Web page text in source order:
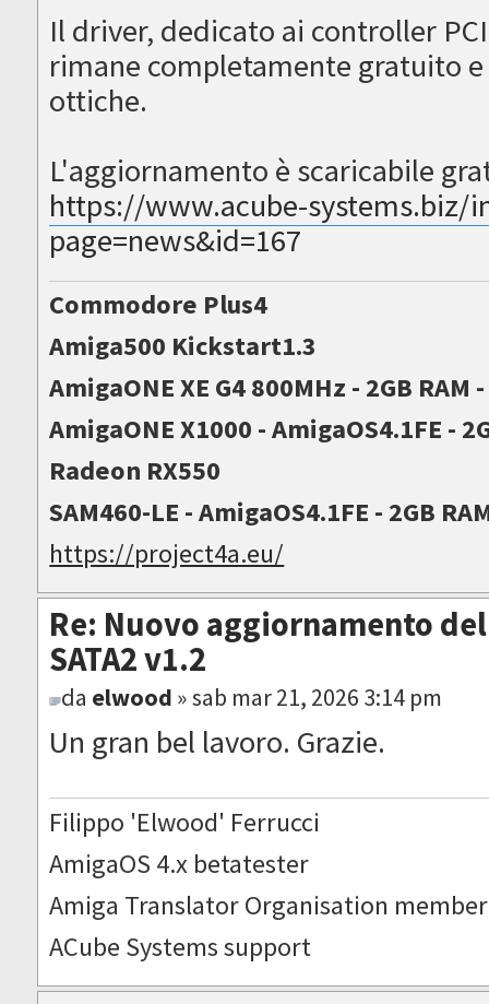
Il driver, dedicato ai controller
rimane completamente gratuito e
ottiche.
L'aggiornamento è scaricabile
https://www.acube-systems.biz/
page=news&id=167
Commodore Plus4
Amiga500 Kickstart1.3
AmigaONE XE G4 800MHz - 2GB
AmigaONE X1000 - AmigaOS4.1FE -
Radeon RX550
SAM460-LE - AmigaOS4.1FE - 2GB
https://project4a.eu/
Re: Nuovo aggiornamento
SATA2 v1.2
da elwood » sab mar 21, 2026 3:14 pm
Un gran bel lavoro. Grazie.
Filippo 'Elwood' Ferrucci
AmigaOS 4.x betatester
Amiga Translator Organisation member
ACube Systems support